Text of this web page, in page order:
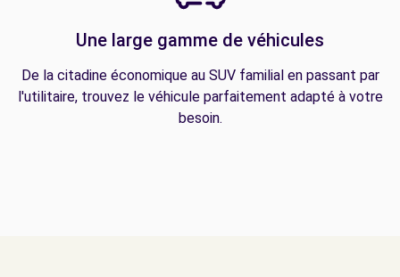
Une large gamme de véhicules
De la citadine économique au SUV familial en passant par
l'utilitaire, trouvez le véhicule parfaitement adapté à votre
besoin.